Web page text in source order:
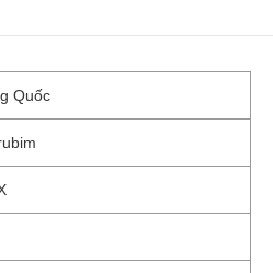
Quốc